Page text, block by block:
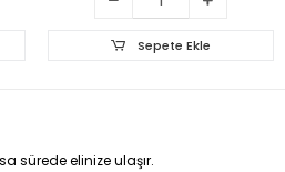
Sepete Ekle
sürede elinize ulaşır.